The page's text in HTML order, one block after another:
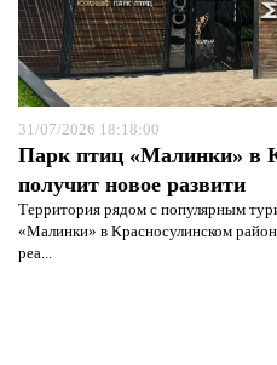
31/07/2026 18:18:00
Парк птиц «Малинки» в
получит новое развити
Территория рядом с популярным
«Малинки» в Красносулинском
реа...